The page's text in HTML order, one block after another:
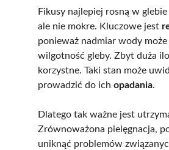
Fikusy najlepiej rosną w glebie
ale nie mokre. Kluczowe jest
ponieważ nadmiar wody
wilgotność gleby. Zbyt duża
korzystne. Taki stan może
prowadzić do ich opadania.
Dlatego tak ważne jest
Zrównoważona pielęgnacja,
uniknąć problemów